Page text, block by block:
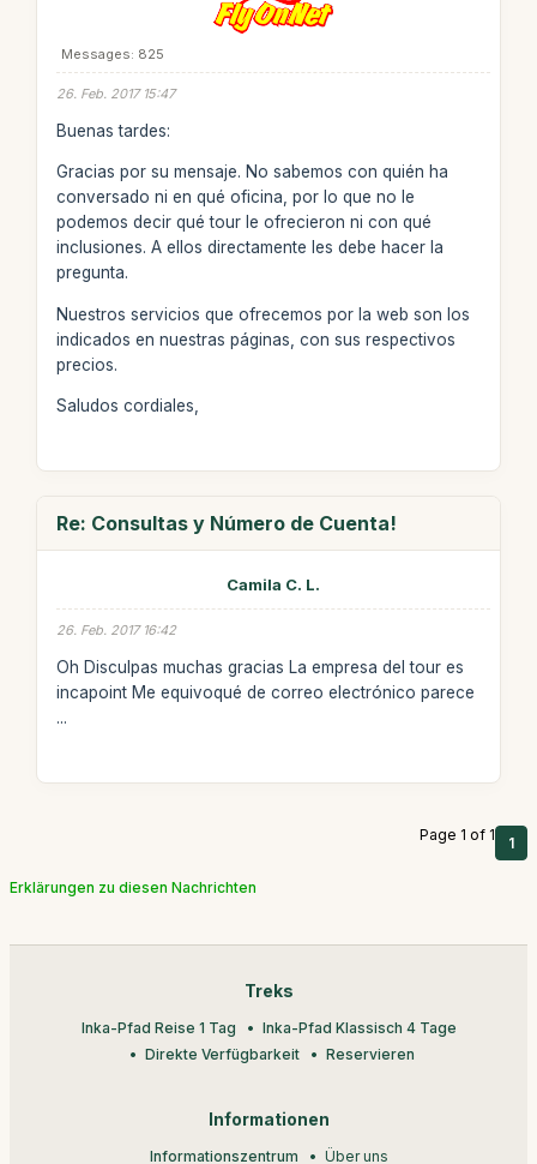
Messages: 825
26. Feb. 2017 15:47
Buenas tardes:
Gracias por su mensaje. No sabemos con quién ha
conversado ni en qué oficina, por lo que no le
podemos decir qué tour le ofrecieron ni con qué
inclusiones. A ellos directamente les debe hacer la
pregunta.
Nuestros servicios que ofrecemos por la web son los
indicados en nuestras páginas, con sus respectivos
precios.
Saludos cordiales,
Re: Consultas y Número de Cuenta!
Camila C. L.
26. Feb. 2017 16:42
Oh Disculpas muchas gracias La empresa del tour es
incapoint Me equivoqué de correo electrónico parece
...
Page 1 of 1 1
Erklärungen zu diesen Nachrichten
Treks
Inka-Pfad Reise 1 Tag
Inka-Pfad Klassisch 4 Tage
Direkte Verfügbarkeit
Reservieren
Informationen
Informationszentrum Über uns